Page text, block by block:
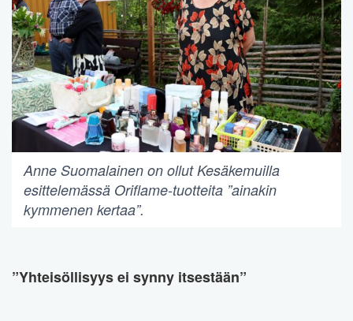
Anne Suomalainen on ollut Kesäkemuilla
esittelemässä Oriflame-tuotteita ”ainakin
kymmenen kertaa”.
”Yhteisöllisyys ei synny itsestään”